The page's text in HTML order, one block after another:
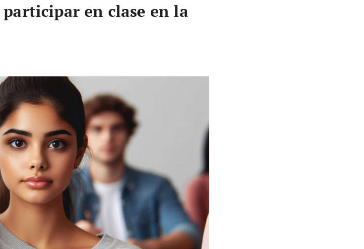
en clase en la